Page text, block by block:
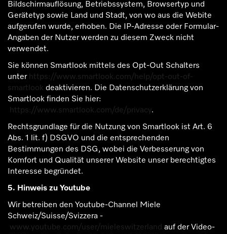
Bildschirmauflösung, Betriebssystem, Browsertyp und
Gerätetyp sowie Land und Stadt, von wo aus die Webite
aufgerufen wurde, erhoben. Die IP-Adresse oder Formular-
Angaben der Nutzer werden zu diesem Zweck nicht
verwendet.
Sie können Smartlook mittels des Opt-Out Schalters
unter https://www.smartlook.com/help/opt-out-of-
smartlook deaktivieren. Die Datenschutzerklärung von
Smartlook finden Sie hier:
https://www.smartlook.com/de/privacy.
Rechtsgrundlage für die Nutzung von Smartlook ist Art. 6
Abs. 1 lit. f) DSGVO und die entsprechenden
Bestimmungen des DSG, wobei die Verbesserung von
Komfort und Qualität unserer Website unser berechtigtes
Interesse begründet.
5. Hinweis zu Youtube
Wir betreiben den Youtube-Channel Miele
Schweiz/Suisse/Svizzera -
www.youtube.com/user/mieleswitzerland auf der Video-